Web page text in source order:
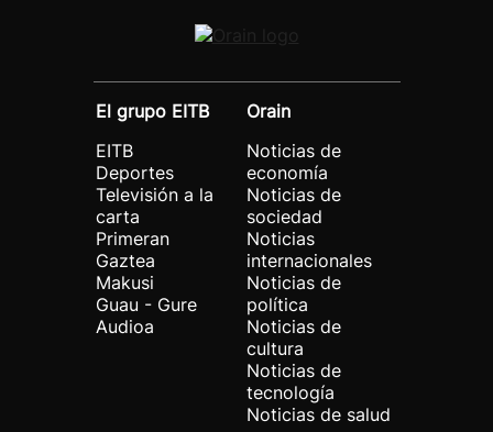
El grupo EITB
EITB
Deportes
Televisión a la
carta
Primeran
Gaztea
Makusi
Guau - Gure
Audioa
Orain
Noticias de
economía
Noticias de
sociedad
Noticias
internacionales
Noticias de
política
Noticias de
cultura
Noticias de
tecnología
Noticias de salud